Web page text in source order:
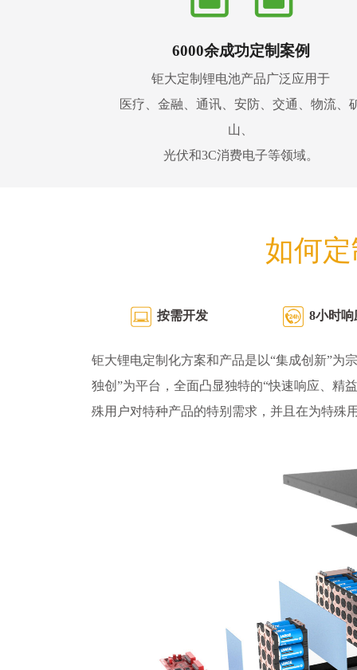
6000余成功定制案例
钜大定制锂电池产品广泛应用于
医疗、金融、通讯、安防、交通、物流、
山、
光伏和3C消费电子等领域。
如何
按需开发 8小时响
钜大锂电定制化方案和产品是以“集成创新”为
独创”为平台，全面凸显独特的“快速响应、精
殊用户对特种产品的特别需求，并且在为特殊